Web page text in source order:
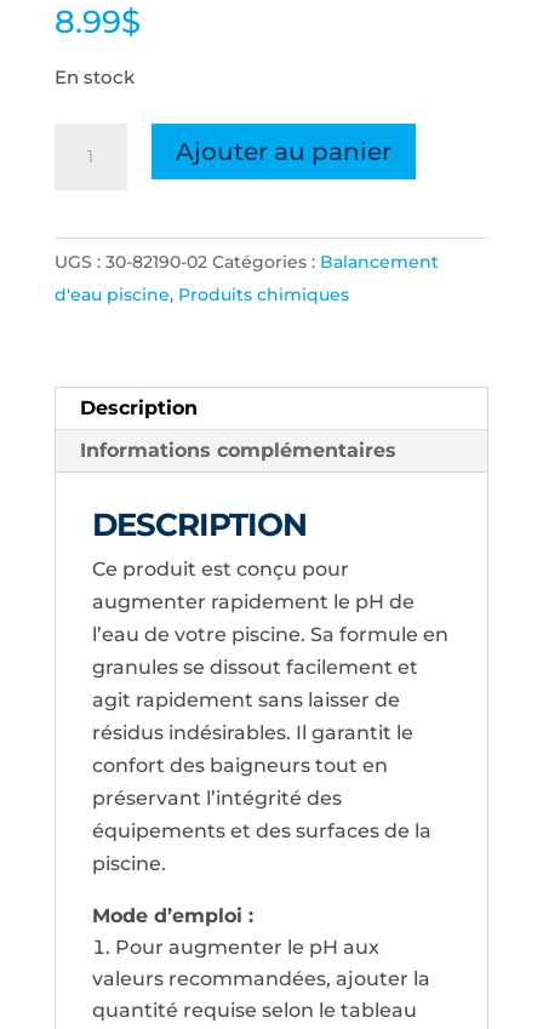
8.99$
En stock
PLUS
2
KG.
Ajouter au panier
UGS : 30-82190-02 Catégories : Balancement
d'eau piscine, Produits chimiques
Description
Informations complémentaires
DESCRIPTION
Ce produit est conçu pour
augmenter rapidement le pH de
l’eau de votre piscine. Sa formule en
granules se dissout facilement et
agit rapidement sans laisser de
résidus indésirables. Il garantit le
confort des baigneurs tout en
préservant l’intégrité des
équipements et des surfaces de la
piscine.
Mode d’emploi :
Pour augmenter le pH aux
valeurs recommandées, ajouter la
quantité requise selon le tableau